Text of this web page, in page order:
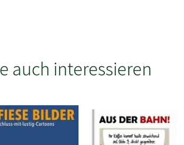
auch interessieren